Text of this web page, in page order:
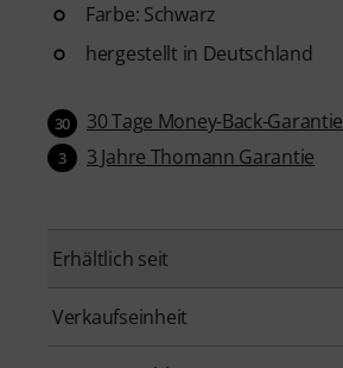
Farbe: Schwarz
hergestellt in Deutschland
30 30 Tage Money-Back-Garantie
3 3 Jahre Thomann Garantie
Erhältlich seit
Verkaufseinheit